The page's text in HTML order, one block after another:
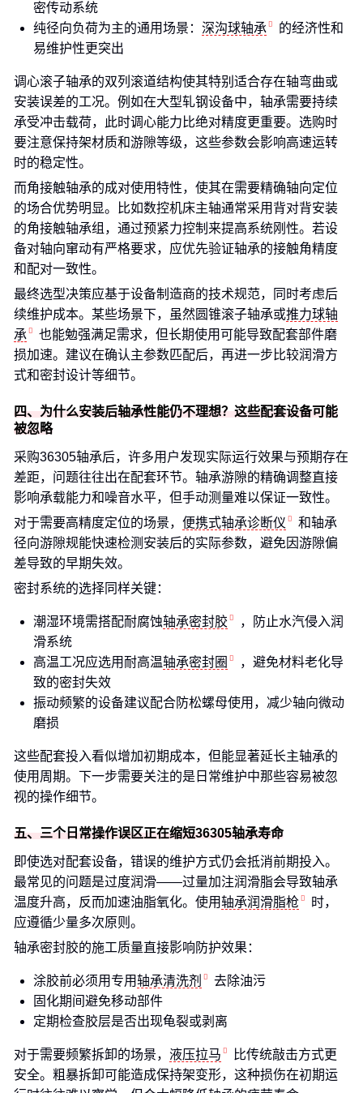
密传动系统
纯径向负荷为主的通用场景： 深沟球轴承
的经济性和
易维护性更突出
调心滚子轴承的双列滚道结构使其特别适合存在轴弯曲或
安装误差的工况。例如在大型轧钢设备中，轴承需要持续
承受冲击载荷，此时调心能力比绝对精度更重要。选购时
要注意保持架材质和游隙等级，这些参数会影响高速运转
时的稳定性。
而角接触轴承的成对使用特性，使其在需要精确轴向定位
的场合优势明显。比如数控机床主轴通常采用背对背安装
的角接触轴承组，通过预紧力控制来提高系统刚性。若设
备对轴向窜动有严格要求，应优先验证轴承的接触角精度
和配对一致性。
最终选型决策应基于设备制造商的技术规范，同时考虑后
续维护成本。某些场景下，虽然圆锥滚子轴承或推力球轴
承
也能勉强满足需求，但长期使用可能导致配套部件磨
损加速。建议在确认主参数匹配后，再进一步比较润滑方
式和密封设计等细节。
四、为什么安装后轴承性能仍不理想？这些配套设备可能
被忽略
采购36305轴承后，许多用户发现实际运行效果与预期存在
差距，问题往往出在配套环节。轴承游隙的精确调整直接
影响承载能力和噪音水平，但手动测量难以保证一致性。
对于需要高精度定位的场景， 便携式轴承诊断仪
和轴承
径向游隙规能快速检测安装后的实际参数，避免因游隙偏
差导致的早期失效。
密封系统的选择同样关键：
潮湿环境需搭配耐腐蚀轴承密封胶
，防止水汽侵入润
滑系统
高温工况应选用耐高温轴承密封圈
，避免材料老化导
致的密封失效
振动频繁的设备建议配合防松螺母使用，减少轴向微动
磨损
这些配套投入看似增加初期成本，但能显著延长主轴承的
使用周期。下一步需要关注的是日常维护中那些容易被忽
视的操作细节。
五、三个日常操作误区正在缩短36305轴承寿命
即使选对配套设备，错误的维护方式仍会抵消前期投入。
最常见的问题是过度润滑——过量加注润滑脂会导致轴承
温度升高，反而加速油脂氧化。使用轴承润滑脂枪
时，
应遵循少量多次原则。
轴承密封胶的施工质量直接影响防护效果：
涂胶前必须用专用轴承清洗剂
去除油污
固化期间避免移动部件
定期检查胶层是否出现龟裂或剥离
对于需要频繁拆卸的场景， 液压拉马
比传统敲击方式更
安全。粗暴拆卸可能造成保持架变形，这种损伤在初期运